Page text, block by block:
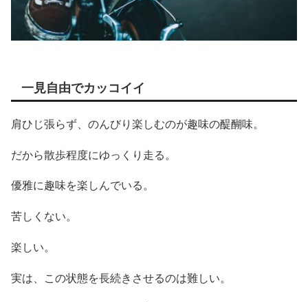
一見自由でカッコイイ
肩ひじ張らず、のんびり楽しむのが趣味の醍醐味。
だから散歩程度にゆっくり走る。
優雅に趣味を楽しんでいる。
苦しくない。
楽しい。
実は、この状態を長続きさせるのは難しい。